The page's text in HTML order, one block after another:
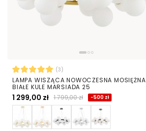
(3)
LAMPA WISZĄCA NOWOCZESNA MOSIĘŻNA
BIAŁE KULE MARSIADA 25
1 299,00 zł 1 799,00 zł -500 zł